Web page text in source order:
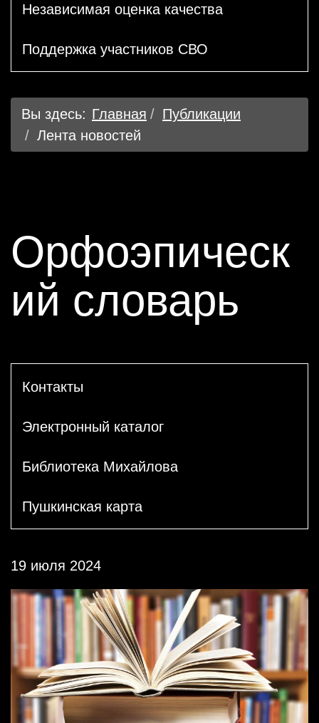
Независимая оценка качества
Поддержка участников СВО
Вы здесь: Главная
Публикации
Лента новостей
Орфоэпическ
ий словарь
Контакты
Электронный каталог
Библиотека Михайлова
Пушкинская карта
19 июля 2024